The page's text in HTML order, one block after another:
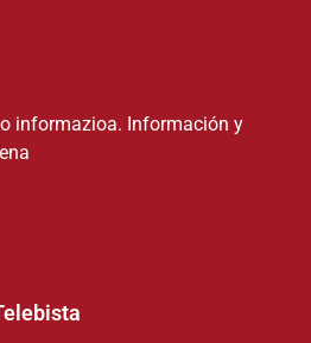
informazioa. Información y